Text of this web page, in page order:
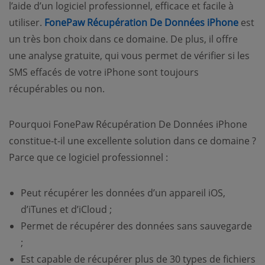
l’aide d’un logiciel professionnel, efficace et facile à
utiliser. FonePaw Récupération De Données iPhone est
un très bon choix dans ce domaine. De plus, il offre
une analyse gratuite, qui vous permet de vérifier si les
SMS effacés de votre iPhone sont toujours
récupérables ou non.
Pourquoi FonePaw Récupération De Données iPhone
constitue-t-il une excellente solution dans ce domaine ?
Parce que ce logiciel professionnel :
Peut récupérer les données d’un appareil iOS,
d’iTunes et d’iCloud ;
Permet de récupérer des données sans sauvegarde
;
Est capable de récupérer plus de 30 types de fichiers